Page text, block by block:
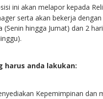
ini akan melapor kepada
serta akan bekerja
(Senin hingga Jumat) dan 2
harus anda lakukan:
Kepemimpinan dan